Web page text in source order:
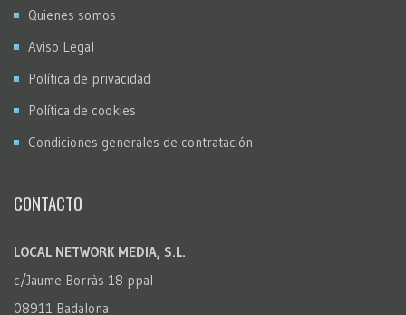
Quienes somos
Aviso Legal
Política de privacidad
Política de cookies
Condiciones generales de contratación
CONTACTO
LOCAL NETWORK MEDIA, S.L.
c/Jaume Borràs 18 ppal
08911 Badalona